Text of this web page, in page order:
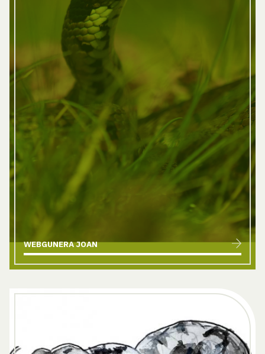
WEBGUNERA JOAN